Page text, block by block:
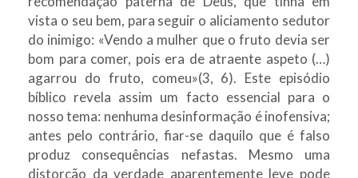
vista o seu bem, para seguir o aliciamento sedutor
do inimigo: «Vendo a mulher que o fruto devia ser
bom para comer, pois era de atraente aspeto (…)
agarrou do fruto, comeu»(3, 6). Este episódio
bíblico revela assim um facto essencial para o
nosso tema: nenhuma desinformação é inofensiva;
antes pelo contrário, fiar-se daquilo que é falso
produz consequências nefastas. Mesmo uma
distorção da verdade aparentemente leve pode